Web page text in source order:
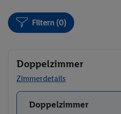
Filtern (0)
Doppelzimmer
Zimmerdetails
Buchen
Doppelzimmer